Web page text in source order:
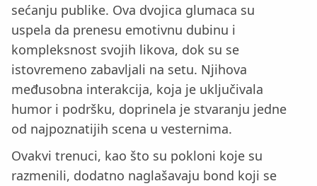
sećanju publike. Ova dvojica glumaca su
uspela da prenesu emotivnu dubinu i
kompleksnost svojih likova, dok su se
istovremeno zabavljali na setu. Njihova
međusobna interakcija, koja je uključivala
humor i podršku, doprinela je stvaranju jedne
od najpoznatijih scena u vesternima.
Ovakvi trenuci, kao što su pokloni koje su
razmenili, dodatno naglašavaju bond koji se